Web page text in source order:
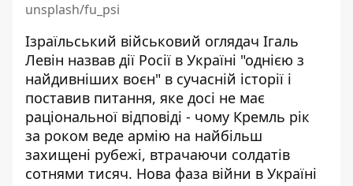
unsplash/fu_psi
Ізраїльський військовий оглядач Ігаль
Левін назвав дії Росії в Україні "однією з
найдивніших воєн" в сучасній історії і
поставив питання, яке досі не має
раціональної відповіді - чому Кремль рік
за роком веде армію на найбільш
захищені рубежі, втрачаючи солдатів
сотнями тисяч. Нова фаза війни в Україні